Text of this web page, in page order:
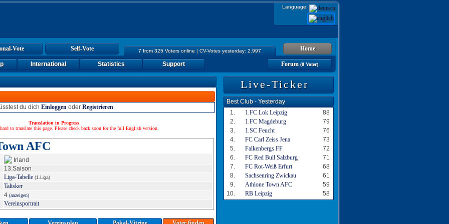
Language:
7 from 325 Voters online | CV-Votes yesterday: 2.997
Vote Self-Vote Home
Forum(0 Voter)
International Statistics Support
du dich Einloggen oder Registrieren.
Translation in Progress
to translate this page. Please check back soon for the full English version.
AFC
Irland
13.Saison
Liga-Tabelle (1.Liga)
Talisker
4 (anzeigen)
Vereinsportrait
Live-Ticker
Best Club - Yesterday
1.
1.FC Lok Leipzig
88
2.
1.FC Magdeburg
79
3.
1.SC Feucht
76
4.
FC Carl Zeiss Jena
73
5.
Falkenbergs FF
72
6.
FC Red Bull Salzburg
71
7.
FC Rot-Weiß Erfurt
68
8.
Sachsenring Zwickau
61
9.
Athlone Town AFC
59
10.
RB Leipzig 58